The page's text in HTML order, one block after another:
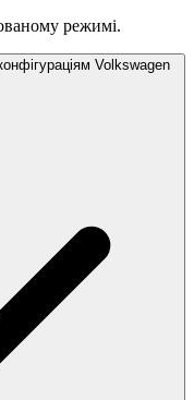
режимі.
Volkswagen